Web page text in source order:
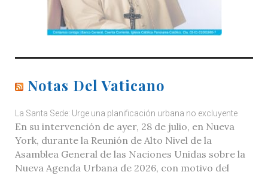
Notas Del Vaticano
La Santa Sede: Urge una planificación urbana no excluyente
En su intervención de ayer, 28 de julio, en Nueva
York, durante la Reunión de Alto Nivel de la
Asamblea General de las Naciones Unidas sobre la
Nueva Agenda Urbana de 2026, con motivo del